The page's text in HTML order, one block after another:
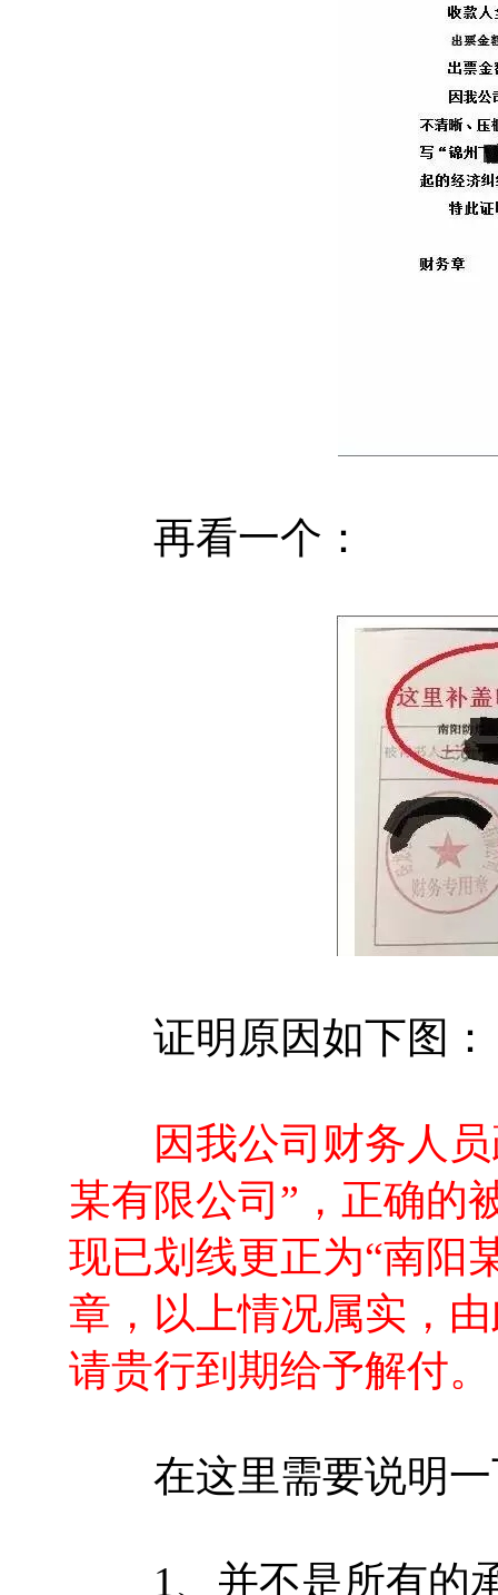
再看一个：
证明原因如下图：
因我公司财务人员
某有限公司”，正确的
现已划线更正为“南阳
章，以上情况属实，
请贵行到期给予解付。
在这里需要说明一
1、并不是所有的承